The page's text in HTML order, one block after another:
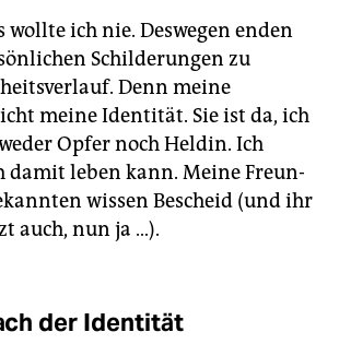
wollte ich nie. Deswegen enden
Schilderungen zu
Denn meine
meine Identität. Sie ist da, ich
Opfer noch Heldin. Ich
damit leben kann. Meine Freun­
wissen Bescheid (und ihr
auch, nun ja …).
der Identität